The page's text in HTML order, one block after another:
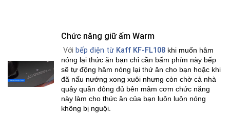
Chức năng giữ ấm Warm
Vớibếp điện từ Kaff KF-FL108 khi muốn hâm
nóng lại thức ăn bạn chỉ cần bấm phím này bếp
sẽ tự động hâm nóng lại thứ ăn cho bạn hoặc khi
đã nấu nướng xong xuôi nhưng còn chờ cả nhà
quây quần đông đủ bên mâm cơm chức năng
này làm cho thức ăn của bạn luôn luôn nóng
không bị nguội.